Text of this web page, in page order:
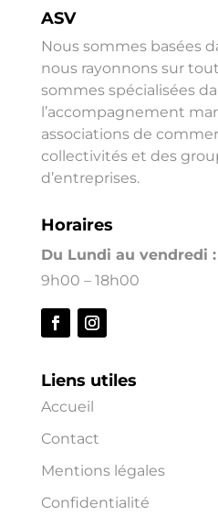
ASV
Nous sommes basées
nous rayonnonssur
sommes spécialisées
l’accompagnement
associations de
collectivités et des
d’entreprises.
Horaires
Du Lundi au vendredi :
9h00 – 18h00
Liens utiles
Accueil
Contact
Mentions légales
Confidentialité